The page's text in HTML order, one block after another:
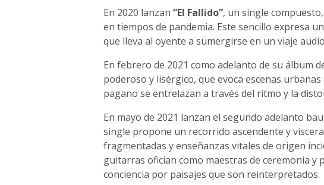
En 2020 lanzan “El Fallido”, un single
en tiempos de pandemia. Este sencillo expresa
que lleva al oyente a sumergirse en un viaje
En febrero de 2021 como adelanto de su álbum
poderoso y lisérgico, que evoca escenas
pagano se entrelazan a través del ritmo y la
En mayo de 2021 lanzan el segundo adelanto
single propone un recorrido ascendente y
fragmentadas y enseñanzas vitales de origen
guitarras ofician como maestras de ceremonia y
conciencia por paisajes que son reinterpretados.